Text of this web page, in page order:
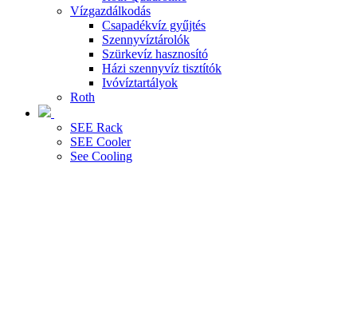
Vízgazdálkodás
Csapadékvíz gyűjtés
Szennyvíztárolók
Szürkevíz hasznosító
Házi szennyvíz tisztítók
Ivóvíztartályok
Roth
SEE Rack
SEE Cooler
See Cooling